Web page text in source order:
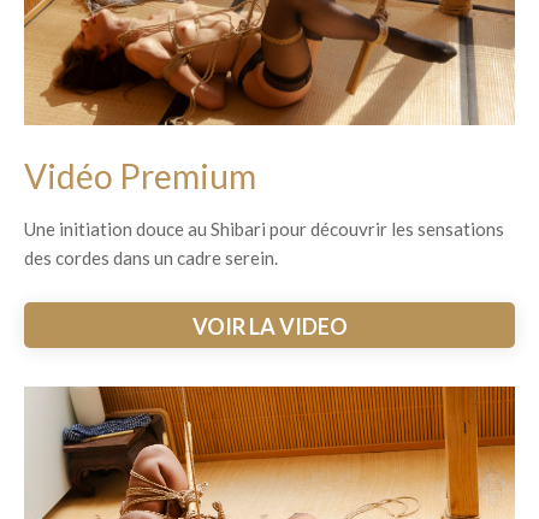
Vidéo Premium
Une initiation douce au Shibari pour découvrir les sensations
des cordes dans un cadre serein.
VOIR LA VIDEO